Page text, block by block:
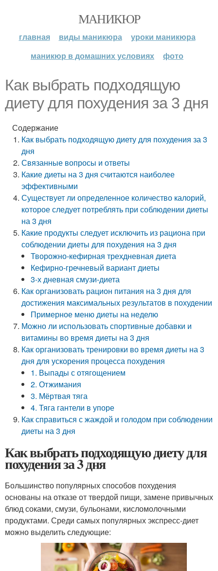
МАНИКЮР
главная виды маникюра
уроки маникюра
маникюр в домашних условиях
фото
Как выбрать подходящую
диету для похудения за 3 дня
Содержание
Как выбрать подходящую диету для похудения за 3
дня
Связанные вопросы и ответы
Какие диеты на 3 дня считаются наиболее
эффективными
Существует ли определенное количество калорий,
которое следует потреблять при соблюдении диеты
на 3 дня
Какие продукты следует исключить из рациона при
соблюдении диеты для похудения на 3 дня
Творожно-кефирная трехдневная диета
Кефирно-гречневый вариант диеты
3-х дневная смузи-диета
Как организовать рацион питания на 3 дня для
достижения максимальных результатов в похудении
Примерное меню диеты на неделю
Можно ли использовать спортивные добавки и
витамины во время диеты на 3 дня
Как организовать тренировки во время диеты на 3
дня для ускорения процесса похудения
1. Выпады с отягощением
2. Отжимания
3. Мёртвая тяга
4. Тяга гантели в упоре
Как справиться с жаждой и голодом при соблюдении
диеты на 3 дня
Как выбрать подходящую диету для
похудения за 3 дня
Большинство популярных способов похудения
основаны на отказе от твердой пищи, замене привычных
блюд соками, смузи, бульонами, кисломолочными
продуктами. Среди самых популярных экспресс-диет
можно выделить следующие: